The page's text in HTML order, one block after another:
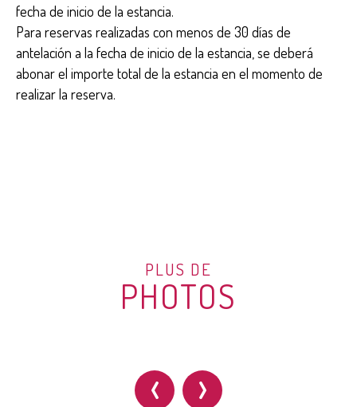
fecha de inicio de la estancia.
Para reservas realizadas con menos de 30 días de
antelación a la fecha de inicio de la estancia, se deberá
abonar el importe total de la estancia en el momento de
realizar la reserva.
PLUS DE
PHOTOS
‹ ›